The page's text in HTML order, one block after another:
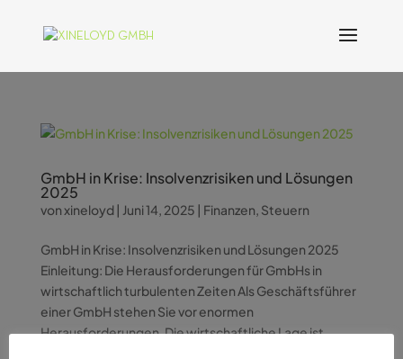
GmbH in Krise: Insolvenzrisiken und Lösungen
2025
vonxineloyd| Juni 14, 2025 | Finanzen, Steuern
GmbH in Krise: Insolvenzrisiken und Lösungen 2025
Einleitung: Die Herausforderungen für GmbHs in
wirtschaftlich turbulenten Zeiten Als Geschäftsführer
einer GmbH stehen Sie vor enormen
Herausforderungen. Die wirtschaftliche Lage ist